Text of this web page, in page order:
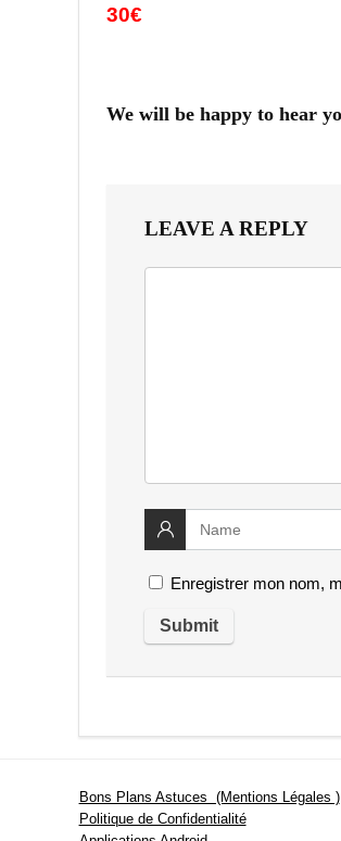
30€
We will be happy to hear
LEAVE A REPLY
Enregistrer mon nom,
Bons Plans Astuces (Mentions Légales )
Politique de Confidentialité